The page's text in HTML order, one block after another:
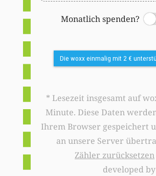
Monatlich spenden?
Switch
Die woxx einmalig mit 2 €
* Lesezeit insgesamt auf
Minute. Diese Daten
Ihrem Browser gespeichert
an unsere Server
Zähler zurücksetzen
developed